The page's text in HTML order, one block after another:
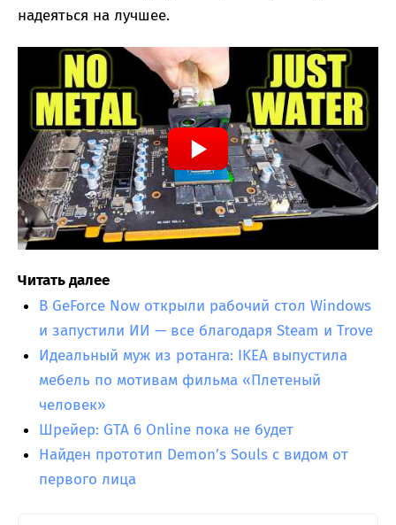
надеяться на лучшее.
Читать далее
В GeForce Now открыли рабочий стол Windows
и запустили ИИ — все благодаря Steam и Trove
Идеальный муж из ротанга: IKEA выпустила
мебель по мотивам фильма «Плетеный
человек»
Шрейер: GTA 6 Online пока не будет
Найден прототип Demon’s Souls с видом от
первого лица